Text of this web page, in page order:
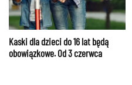
Kaski dla dzieci do 16 lat będą
obowiązkowe. Od 3 czerwca